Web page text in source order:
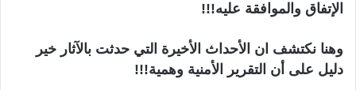
الإتفاق والموافقة عليه!!!
وهنا نكتشف ان الأحداث الأخيرة التي حدثت بالآثار خير
دليل على أن التقرير الأمنية وهمية!!!